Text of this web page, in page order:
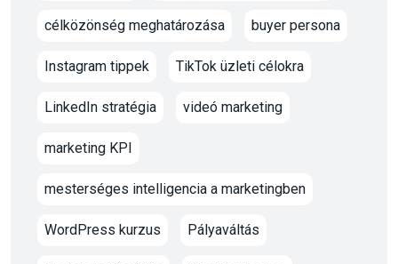
célközönség meghatározása buyer persona
Instagram tippek TikTok üzleti célokra
LinkedIn stratégia videó marketing
marketing KPI
mesterséges intelligencia a marketingben
WordPress kurzus Pályaváltás